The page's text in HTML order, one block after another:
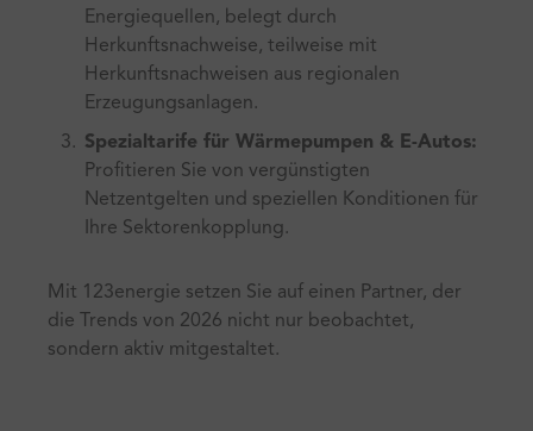
Energiequellen, belegt durch
Herkunftsnachweise, teilweise mit
Herkunftsnachweisen aus regionalen
Erzeugungsanlagen.
Spezialtarife für Wärmepumpen & E-Autos:
Profitieren Sie von vergünstigten
Netzentgelten und speziellen Konditionen für
Ihre Sektorenkopplung.
Mit 123energie setzen Sie auf einen Partner, der
die Trends von 2026 nicht nur beobachtet,
sondern aktiv mitgestaltet.